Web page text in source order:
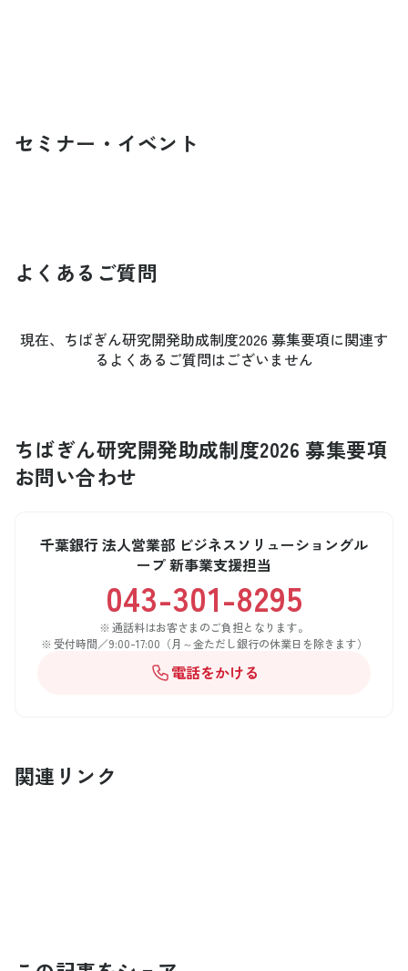
セミナー・イベント
よくあるご質問
現在、ちばぎん研究開発助成制度2026 募集要項に関連す
るよくあるご質問はございません
ちばぎん研究開発助成制度2026 募集要項
お問い合わせ
千葉銀行 法人営業部 ビジネスソリューショングル
ープ 新事業支援担当
043-301-8295
通話料はお客さまのご負担となります。
受付時間／9:00-17:00（月～金ただし銀行の休業日を除きます）
電話をかける
関連リンク